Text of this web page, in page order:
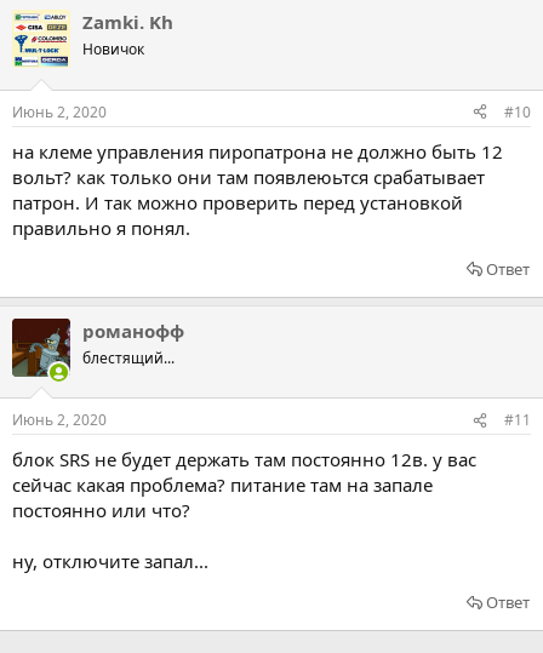
Zamki. Kh
Новичок
Июнь 2, 2020 #10
на клеме управления пиропатрона не должно быть 12
вольт? как только они там появлеюьтся срабатывает
патрон. И так можно проверить перед установкой
правильно я понял.
Ответ
романофф
блестящий...
Июнь 2, 2020 #11
блок SRS не будет держать там постоянно 12в. у вас
сейчас какая проблема? питание там на запале
постоянно или что?
ну, отключите запал...
Ответ